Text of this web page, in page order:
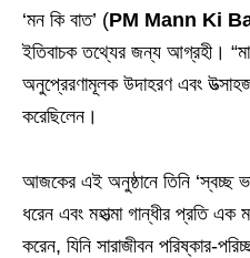
‘মন কি বাত’ (PM Mann Ki
ইতিবাচক তথ্যের জন্য আগ্রহী।
অনুপ্রেরণামূলক উদাহরণ এবং
করেছিলেন।
আজকের এই অনুষ্ঠানে তিনি ‘স্বচ্ছ
ধরেন এবং মহাত্মা গান্ধীর প্রতি এক
করেন, যিনি সারাজীবন পরিষ্কার-